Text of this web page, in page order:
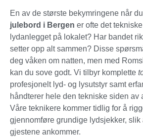
En av de største bekymringene når du
julebord i Bergen er ofte det
lydanlegget på lokalet? Har bandet
setter opp alt sammen? Disse
deg våken om natten, men med
kan du sove godt. Vi tilbyr komplette
profesjonelt lyd- og lysutstyr samt
håndterer hele den tekniske siden av
Våre teknikere kommer tidlig for å
gjennomføre grundige lydsjekker, slik
gjestene ankommer.